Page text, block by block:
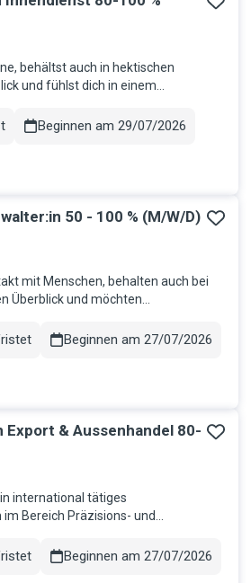
behältst auch in hektischen
und fühlst dich in einem
und Ko...
Beginnen am 29/07/2026
50 - 100 % (M/W/D)
mit Menschen, behalten auch bei
Überblick und möchten
Dann wartet vielleicht genau diese
Beginnen am 27/07/2026
& Aussenhandel 80-
international tätiges
Bereich Präzisions- und
eine engagierte Persönlichkeit als
Beginnen am 27/07/2026